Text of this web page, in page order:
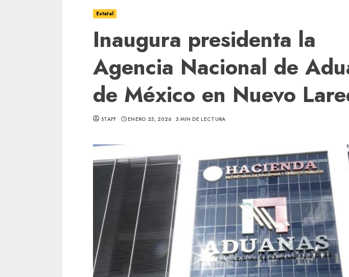
Estatal
Inaugura presidenta la
Agencia Nacional de
de México en Nuevo
STAFF ENERO 25, 2026 3 MIN DE LECTURA